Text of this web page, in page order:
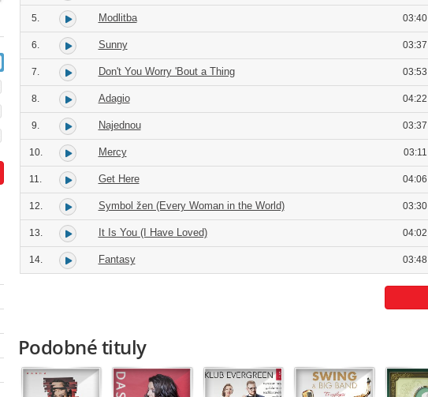
5. Modlitba 03:40
6. Sunny 03:37
7. Don't You Worry 'Bout a Thing 03:53
8. Adagio 04:22
9. Najednou 03:37
10. Mercy 03:11
11. Get Here 04:06
12. Symbol žen (Every Woman in the World) 03:30
13. It Is You (I Have Loved) 04:02
14. Fantasy 03:48
Podobné tituly